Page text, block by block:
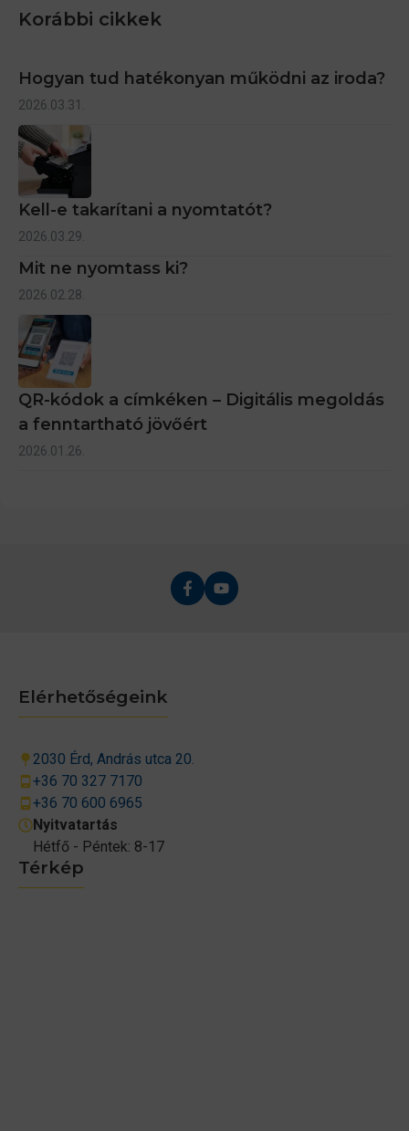
Korábbi cikkek
Hogyan tud hatékonyan működni az iroda?
2026.03.31.
Kell-e takarítani a nyomtatót?
2026.03.29.
Mit ne nyomtass ki?
2026.02.28.
QR-kódok a címkéken – Digitális megoldás
a fenntartható jövőért
2026.01.26.
Térkép
Elérhetőségeink
2030 Érd, András utca 20.
+36 70 327 7170
+36 70 600 6965
Nyitvatartás
Hétfő - Péntek: 8-17